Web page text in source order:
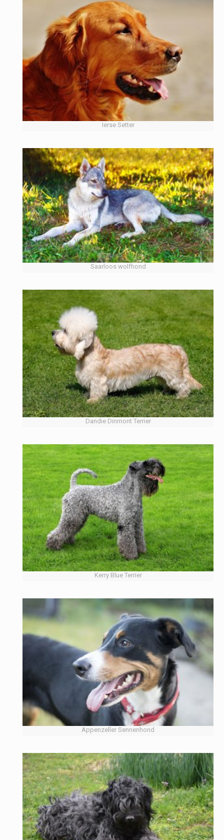
Ierse Setter
Saarloos wolfhond
Dandie Dinmont Terrier
Kerry Blue Terrier
Appenzeller Sennenhond